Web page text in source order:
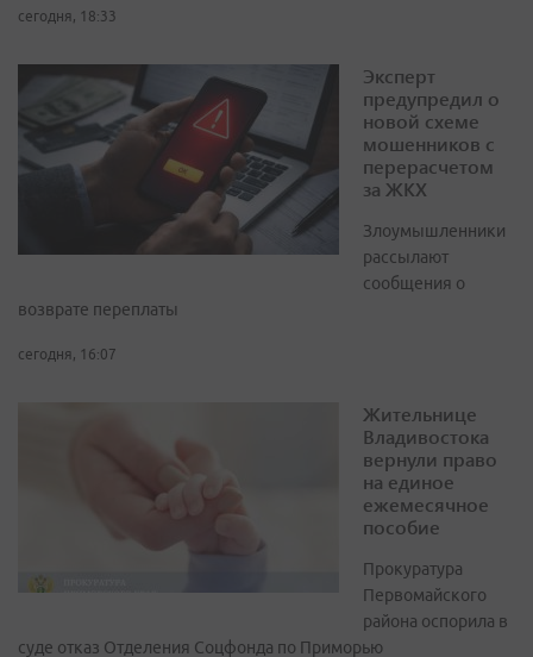
сегодня, 18:33
Эксперт
предупредил о
новой схеме
мошенников с
перерасчетом
за ЖКХ
Злоумышленники
рассылают
сообщения о
возврате переплаты
сегодня, 16:07
Жительнице
Владивостока
вернули право
на единое
ежемесячное
пособие
Прокуратура
Первомайского
района оспорила в
суде отказ Отделения Соцфонда по Приморью